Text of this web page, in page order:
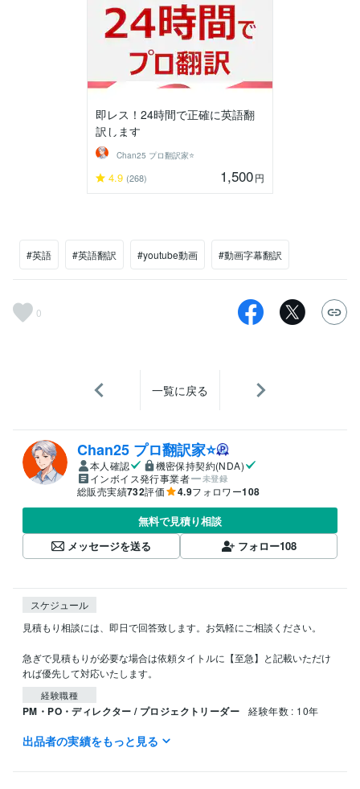
即レス！24時間で正確に英語翻
訳します
Chan25 プロ翻訳家⭐️
4.9 (268) 1,500円
#英語 #英語翻訳 #youtube動画 #動画字幕翻訳
0
一覧に戻る
Chan25 プロ翻訳家⭐️
本人確認
機密保持契約(NDA)
インボイス発行事業者
未登録
総販売実績732評価 4.9フォロワー108
無料で見積り相談
メッセージを送る
フォロー108
スケジュール
見積もり相談には、即日で回答致します。お気軽にご相談ください。
急ぎで見積もりが必要な場合は依頼タイトルに【至急】と記載いただけ
経験職種
PM・PO・ディレクター / プロジェクトリーダー 経験年数 : 10年
職歴
出品者の実績をもっと見る